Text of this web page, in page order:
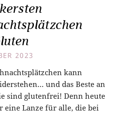
2023
kann
und das Beste an
sind glutenfrei! Denn heute
eine Lanze für alle, die bei